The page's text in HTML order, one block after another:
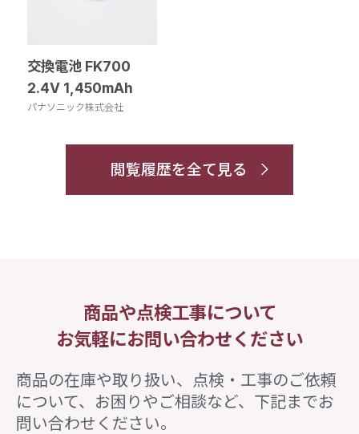
交換電池 FK700
2.4V 1,450mAh
パナソニック株式会社
閲覧履歴を全て見る
商品や点検工事について
お気軽にお問い合わせください
商品の在庫や取り扱い、点検・工事のご依頼
について、 お困りやご相談など、下記までお
問い合わせください。